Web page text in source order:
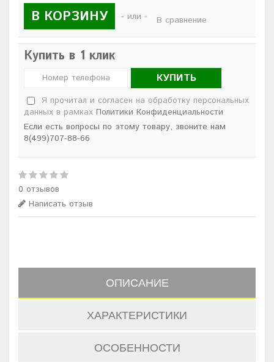
В КОРЗИНУ - или - В сравнение
Купить в 1 клик
КУПИТЬ
Я прочитал и согласен на обработку персональных
данных в рамках Политики Конфиденциальности
Если есть вопросы по этому товару, звоните нам
8(499)707-88-66
0 отзывов
Написать отзыв
ОПИСАНИЕ
ХАРАКТЕРИСТИКИ
ОСОБЕННОСТИ